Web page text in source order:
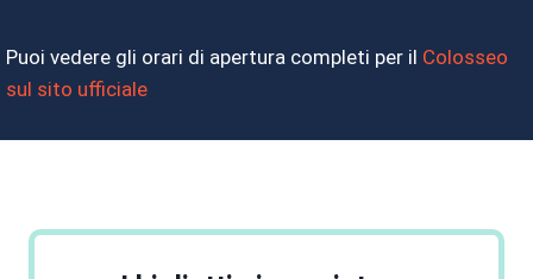
Puoi vedere gli orari di apertura completi per il Colosseo
sul sito ufficiale